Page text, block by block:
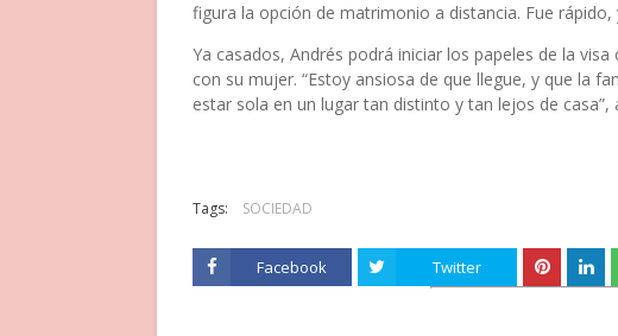
figura la opción de matrimonio a distancia. Fue
Ya casados, Andrés podrá iniciar los papeles de la
con su mujer. “Estoy ansiosa de que llegue, y que la
estar sola en un lugar tan distinto y tan lejos de casa”,
Tags: SOCIEDAD
Facebook Twitter